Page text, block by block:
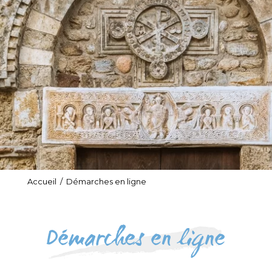
Accueil / Démarches en ligne
Démarches en ligne